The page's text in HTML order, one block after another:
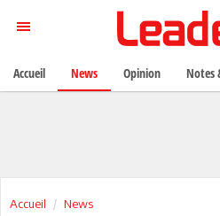
Accueil News
Accueil News Opinion Notes